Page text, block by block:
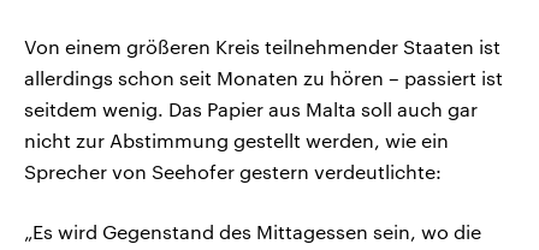
Von einem größeren Kreis teilnehmender Staaten ist
allerdings schon seit Monaten zu hören – passiert ist
seitdem wenig. Das Papier aus Malta soll auch gar
nicht zur Abstimmung gestellt werden, wie ein
Sprecher von Seehofer gestern verdeutlichte:
„Es wird Gegenstand des Mittagessen sein, wo die